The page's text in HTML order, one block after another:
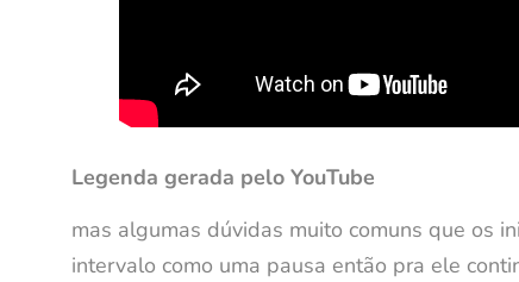
Legenda gerada pelo YouTube
mas algumas dúvidas muito comuns que os
intervalo como uma pausa então pra ele